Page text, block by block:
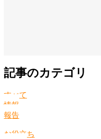
記事のカテゴリ
すべて
情報
報告
お役立ち